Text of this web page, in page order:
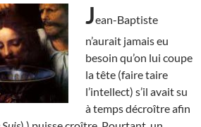
Jean-Baptiste
n’aurait jamais eu
besoin qu’on lui coupe
la tête (faire taire
l’intellect) s’il avait su
à temps décroître afin